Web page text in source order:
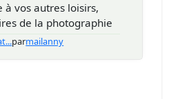
à vos autres loisirs,
de la photographie
parmailanny